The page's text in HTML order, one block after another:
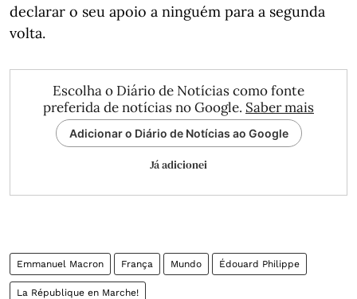
declarar o seu apoio a ninguém para a segunda
volta.
Escolha o Diário de Notícias como fonte
preferida de notícias no Google. Saber mais
Adicionar o Diário de Notícias ao Google
Já adicionei
Emmanuel Macron França Mundo Édouard Philippe
La République en Marche!